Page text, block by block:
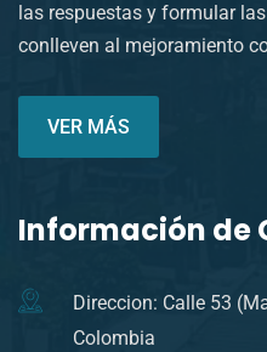
las respuestas y formular
conlleven al mejoramiento
VER MÁS
Información de
Direccion: Calle 53
Colombia